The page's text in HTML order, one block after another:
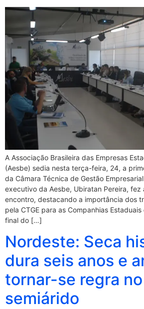
A Associação Brasileira das Empresas
(Aesbe) sedia nesta terça-feira, 24, a
da Câmara Técnica de Gestão
executivo da Aesbe, Ubiratan Pereira, fez
encontro, destacando a importância dos
pela CTGE para as Companhias
final do […]
Nordeste: Seca
dura seis anos e
tornar-se regra no
semiárido